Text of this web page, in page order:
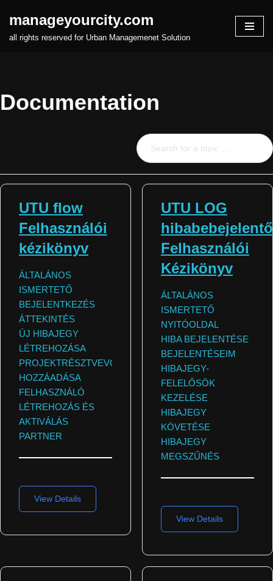
Skip
manageyourcity.com
all rights reserved for Urban Managemenet Solution
Documentation
UTU flow
Felhasználói
kézikönyv
ÁLTALÁNOS
ISMERTETŐ
BEJELENTKEZÉS
ÁTTEKINTÉS
ÚJ HIBAJEGY
LÉTREHOZÁSA
PROJEKTRÉSZTVEVŐ
HOZZÁADÁSA
FELHASZNÁLÓ
LÉTREHOZÁS ÉS
AKTIVÁLÁS
PARTNER
HIBAJEGYEK
DELEGÁLÁSA
KEZELÉSE
View Details
UTU LOG
hibabebejelentő
Felhasználói
Kézikönyv
ÁLTALÁNOS
ISMERTETŐ
NYITÓOLDAL
HIBA BEJELENTÉSE
BEJELENTÉSEIM
HIBAJEGY-
FELELŐSÖK
KEZELÉSE
HIBAJEGY
KÖVETÉSE
HIBAJEGY
MEGSZŰNÉS
View Details